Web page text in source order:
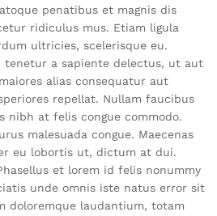
penatibus et magnis dis
ridiculus mus. Etiam ligula
ultricies, scelerisque eu.
tenetur a sapiente delectus, ut aut
alias consequatur aut
repellat. Nullam faucibus
nibh at felis congue commodo.
malesuada congue. Maecenas
eu lobortis ut, dictum at dui.
et lorem id felis nonummy
unde omnis iste natus error sit
doloremque laudantium, totam